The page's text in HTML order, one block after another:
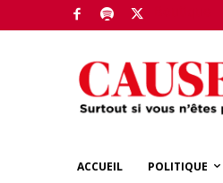
ACCUEIL POLITIQUE